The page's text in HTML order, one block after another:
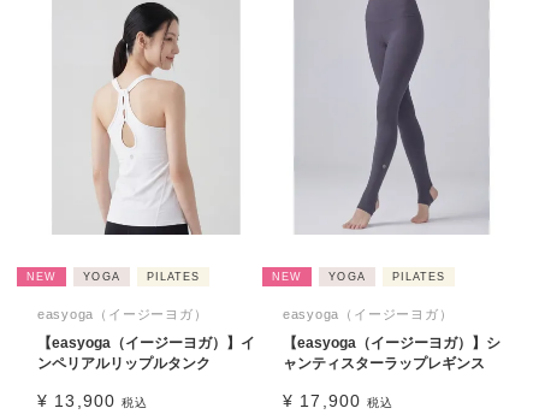
NEW YOGA PILATES
easyoga（イージーヨガ）
【easyoga（イージーヨガ）】イ
ンペリアルリップルタンク
¥ 13,900 税込
NEW YOGA PILATES
easyoga（イージーヨガ）
【easyoga（イージーヨガ）】シ
ャンティスターラップレギンス
¥ 17,900 税込